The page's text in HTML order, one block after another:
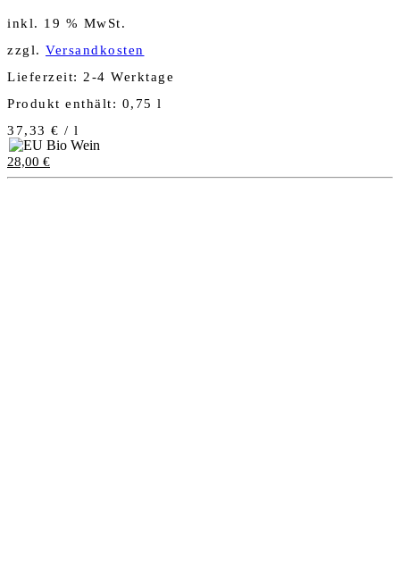
inkl. 19 % MwSt.
zzgl. Versandkosten
Lieferzeit: 2-4 Werktage
Produkt enthält: 0,75 l
37,33 € / l
28,00 €